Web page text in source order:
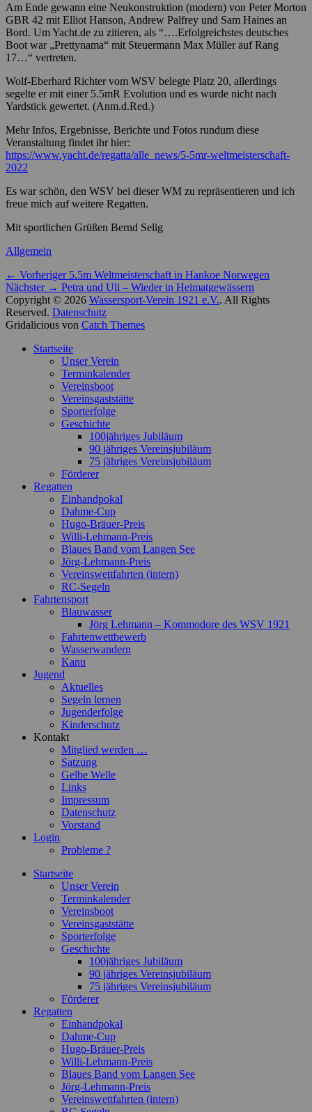
Am Ende gewann eine Neukonstruktion (modern) von Peter Morton
GBR 42 mit Elliot Hanson, Andrew Palfrey und Sam Haines an
Bord. Um Yacht.de zu zitieren, als “….Erfolgreichstes deutsches
Boot war „Prettynama“ mit Steuermann Max Müller auf Rang
17…“ vertreten.
Wolf-Eberhard Richter vom WSV belegte Platz 20, allerdings
segelte er mit einer 5.5mR Evolution und es wurde nicht nach
Yardstick gewertet. (Anm.d.Red.)
Mehr Infos, Ergebnisse, Berichte und Fotos rundum diese
Veranstaltung findet ihr hier:
https://www.yacht.de/regatta/alle_news/5-5mr-weltmeisterschaft-
2022
Es war schön, den WSV bei dieser WM zu repräsentieren und ich
freue mich auf weitere Regatten.
Mit sportlichen Grüßen Bernd Selig
Kategorien
Allgemein
Beitragsnavigation
← Vorheriger Vorheriger
Beitrag:
5.5m Weltmeisterschaft in Hankoe Norwegen
Nächster → Nächster
Beitrag:
Petra und Uli – Wieder in Heimatgewässern
Copyright © 2026 Wassersport-Verein 1921 e.V.. All Rights
Reserved. Datenschutz
Gridalicious von Catch Themes
oben
Startseite
Unser Verein
Terminkalender
Vereinsboot
Vereinsgaststätte
Sporterfolge
Geschichte
100jähriges Jubiläum
90 jähriges Vereinsjubiläum
75 jähriges Vereinsjubiläum
Förderer
Regatten
Einhandpokal
Dahme-Cup
Hugo-Bräuer-Preis
Willi-Lehmann-Preis
Blaues Band vom Langen See
Jörg-Lehmann-Preis
Vereinswettfahrten (intern)
RC-Segeln
Fahrtensport
Blauwasser
Jörg Lehmann – Kommodore des WSV 1921
Fahrtenwettbewerb
Wasserwandern
Kanu
Jugend
Aktuelles
Segeln lernen
Jugenderfolge
Kinderschutz
Kontakt
Mitglied werden …
Satzung
Gelbe Welle
Links
Impressum
Datenschutz
Vorstand
Login
Probleme ?
Startseite
Unser Verein
Terminkalender
Vereinsboot
Vereinsgaststätte
Sporterfolge
Geschichte
100jähriges Jubiläum
90 jähriges Vereinsjubiläum
75 jähriges Vereinsjubiläum
Förderer
Regatten
Einhandpokal
Dahme-Cup
Hugo-Bräuer-Preis
Willi-Lehmann-Preis
Blaues Band vom Langen See
Jörg-Lehmann-Preis
Vereinswettfahrten (intern)